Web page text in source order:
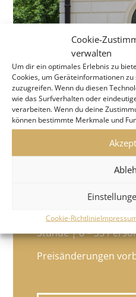
Cookie-
verwalten
Um dir ein optimales Erlebnis zu
Cookies, um Geräteinformationen
zuzugreifen. Wenn du diesen
wie das Surfverhalten oder
verarbeiten. Wenn du deine
können bestimmte Merkmale und
Cookie-Richtlinie
VARIANTE 1:
Führungspauschale €
Eintritt/Person €
Stunde | 8 – 35
Preisänderungen